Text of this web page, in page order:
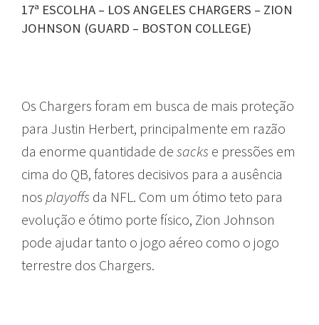
17ª ESCOLHA – LOS ANGELES CHARGERS – ZION
JOHNSON (GUARD – BOSTON COLLEGE)
Os Chargers foram em busca de mais proteção
para Justin Herbert, principalmente em razão
da enorme quantidade de sacks e pressões em
cima do QB, fatores decisivos para a ausência
nos playoffs da NFL. Com um ótimo teto para
evolução e ótimo porte físico, Zion Johnson
pode ajudar tanto o jogo aéreo como o jogo
terrestre dos Chargers.